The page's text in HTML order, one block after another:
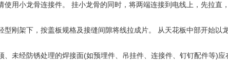
使用小龙骨连接件。 挂小龙骨的同时，将两端连接到电线上，先拉
架下，按盖板规格及接缝间隙将线拉成片。 从天花板中部开始以
经防锈处理的焊接面(如预埋件、吊挂件、连接件、钉钉配件等)应